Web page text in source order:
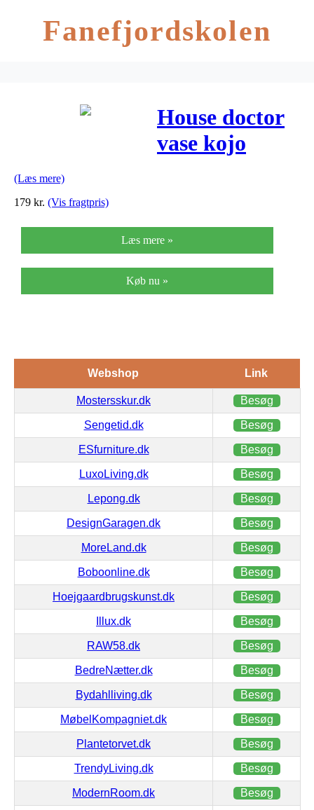
Fanefjordskolen
House doctor
vase kojo
(Læs mere)
179 kr. (Vis fragtpris)
Læs mere »
Køb nu »
Webshop Link
Mostersskur.dk Besøg
Sengetid.dk Besøg
ESfurniture.dk Besøg
LuxoLiving.dk Besøg
Lepong.dk Besøg
DesignGaragen.dk Besøg
MoreLand.dk Besøg
Boboonline.dk Besøg
Hoejgaardbrugskunst.dk Besøg
Illux.dk Besøg
RAW58.dk Besøg
BedreNætter.dk Besøg
Bydahlliving.dk Besøg
MøbelKompagniet.dk Besøg
Plantetorvet.dk Besøg
TrendyLiving.dk Besøg
ModernRoom.dk Besøg